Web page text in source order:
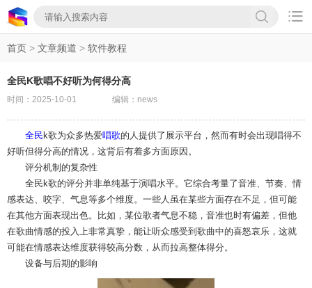

首页 > 文章频道 > 软件教程
全民K歌唱不好听为何得分高
时间：2025-10-01 编辑：news
全民 k歌为众多热爱唱歌的人提供了展示平台，然而有时会出现唱得不
好听但得分高的情况，这背后有着多方面原因。
评分机制的复杂性
全民k歌的评分并非单纯基于演唱水平。它综合考量了音准、节奏、情
感表达、咬字、气息等多个维度。一些人虽在某些方面存在不足，但可能
在其他方面表现出色。比如，某位歌者气息不稳，音准也时有偏差，但他
在歌曲情感的投入上非常真挚，能让听众感受到歌曲中的喜怒哀乐，这就
可能在情感表达维度获得较高分数，从而拉高整体得分。
设备与后期的影响